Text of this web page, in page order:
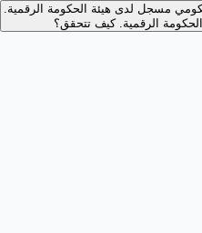
مسجل لدى هيئة الحكومة الرقمية.
الرقمية.كيف تتحقق؟